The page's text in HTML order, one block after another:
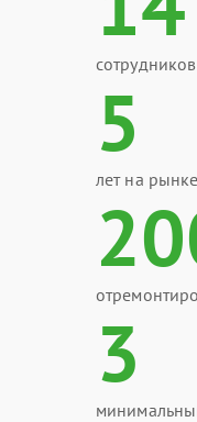
5
лет на рынке
3